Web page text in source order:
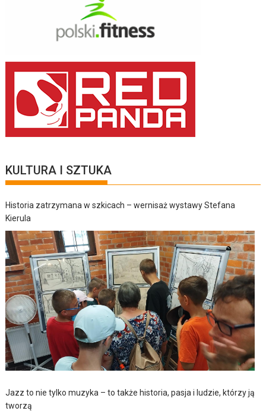
KULTURA I SZTUKA
Historia zatrzymana w szkicach – wernisaż wystawy Stefana
Kierula
Jazz to nie tylko muzyka – to także historia, pasja i ludzie, którzy ją
tworzą